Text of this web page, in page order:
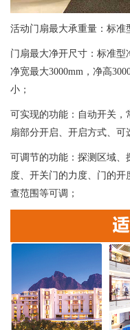
活动门扇最大承重量：标准
门扇最大净开尺寸：标准型
净宽最大3000mm，净高
小；
可实现的功能：自动开关，
扇部分开启、开启方式、可
可调节的功能：探测区域、
度、开关门的力度、门的
查范围等可调；